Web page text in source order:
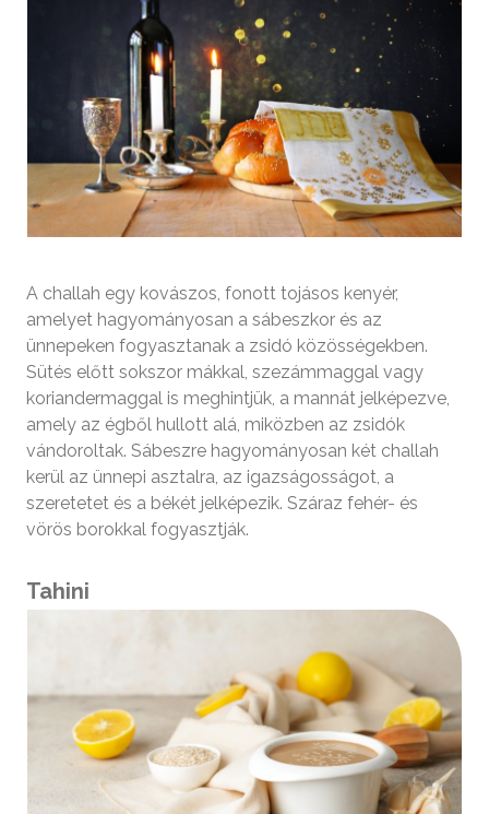
A challah egy kovászos, fonott tojásos kenyér,
amelyet hagyományosan a sábeszkor és az
ünnepeken fogyasztanak a zsidó közösségekben.
Sütés előtt sokszor mákkal, szezámmaggal vagy
koriandermaggal is meghintjük, a mannát jelképezve,
amely az égből hullott alá, miközben az zsidók
vándoroltak. Sábeszre hagyományosan két challah
kerül az ünnepi asztalra, az igazságosságot, a
szeretetet és a békét jelképezik. Száraz fehér- és
vörös borokkal fogyasztják.
Tahini